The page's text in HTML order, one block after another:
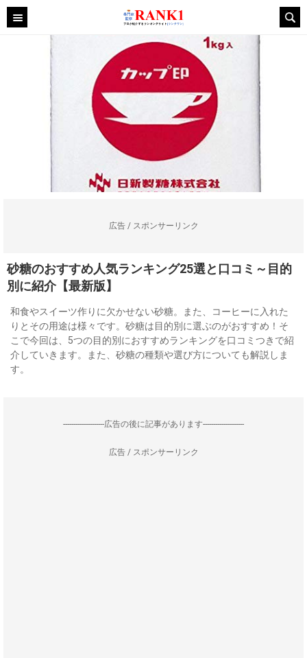
広告 / スポンサーリンク
砂糖のおすすめ人気ランキング25選と口コミ～目的
別に紹介【最新版】
和食やスイーツ作りに欠かせない砂糖。また、コーヒーに入れた
りとその用途は様々です。砂糖は目的別に選ぶのがおすすめ！そ
こで今回は、5つの目的別におすすめランキングを口コミつきで紹
介していきます。また、砂糖の種類や選び方についても解説しま
す。
--------------------広告の後に記事があります--------------------
広告 / スポンサーリンク